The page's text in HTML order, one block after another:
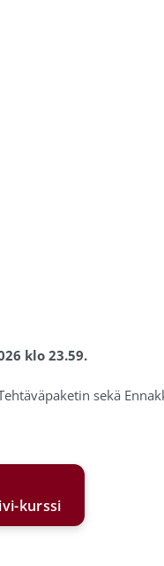
klo 23.59.
sekä
kurssi